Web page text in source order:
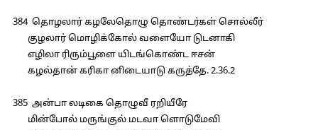
384 தொழலார் கழலேதொழு தொண்டர்கள் சொல்லீர்
குழலார் மொழிக்கோல் வளையோ டுடனாகி
எழிலா ரிரும்பூளை யிடங்கொண்ட ஈசன்
கழல்தான் கரிகா னிடையாடு கருத்தே. 2.36.2
385 அன்பா லடிகை தொழுவீ ரறியீரே
மின்போல் மருங்குல் மடவா ளொடுமேவி